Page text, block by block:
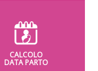
CALCOLO
DATA PARTO